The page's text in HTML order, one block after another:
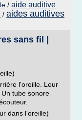
/ aide auditive
/ aides auditives
sans fil |
l'oreille. Leur
tube sonore
dans l'oreille)